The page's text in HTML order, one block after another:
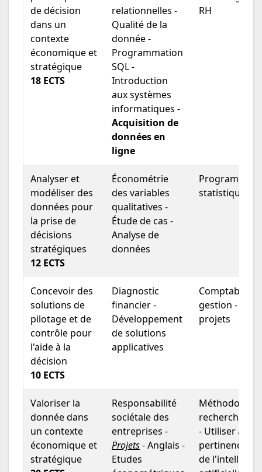
de décision
dans un
contexte
économique et
stratégique
18 ECTS
relationnelles -
Qualité de la
donnée -
Programmation
SQL -
Introduction
aux systèmes
informatiques -
Acquisition de
données en
ligne
RH
Analyser et
modéliser des
données pour
la prise de
décisions
stratégiques
12 ECTS
Économétrie
des variables
qualitatives -
Étude de cas -
Analyse de
données
statistique
Concevoir des
solutions de
pilotage et de
contrôle pour
l'aide à la
décision
10 ECTS
Diagnostic
financier -
Développement
de solutions
applicatives
Comptabilité
gestion -
projets
Valoriser la
donnée dans
un contexte
économique et
stratégique
Responsabilité
sociétale des
entreprises -
Projets- Anglais -
Etudes
recherche
- Utiliser avec
pertinence
de